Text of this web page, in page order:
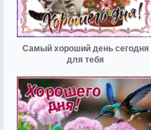
Самый хороший день сегодня
для тебя